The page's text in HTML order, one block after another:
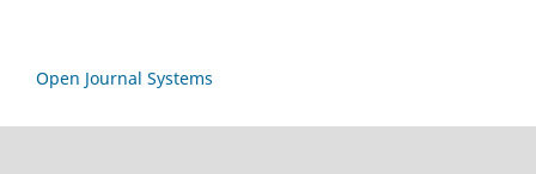
Open Journal Systems